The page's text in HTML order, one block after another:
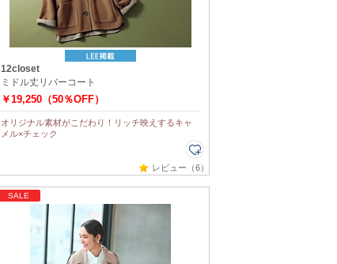
12closet
ミドル丈リバーコート
￥19,250（50％OFF）
オリジナル素材がこだわり！リッチ映えするキャ
メル×チェック
レビュー（6）
SALE